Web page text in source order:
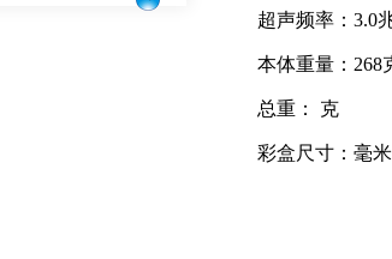
超声频率：3.0
本体重量：268
总重： 克
彩盒尺寸：毫米